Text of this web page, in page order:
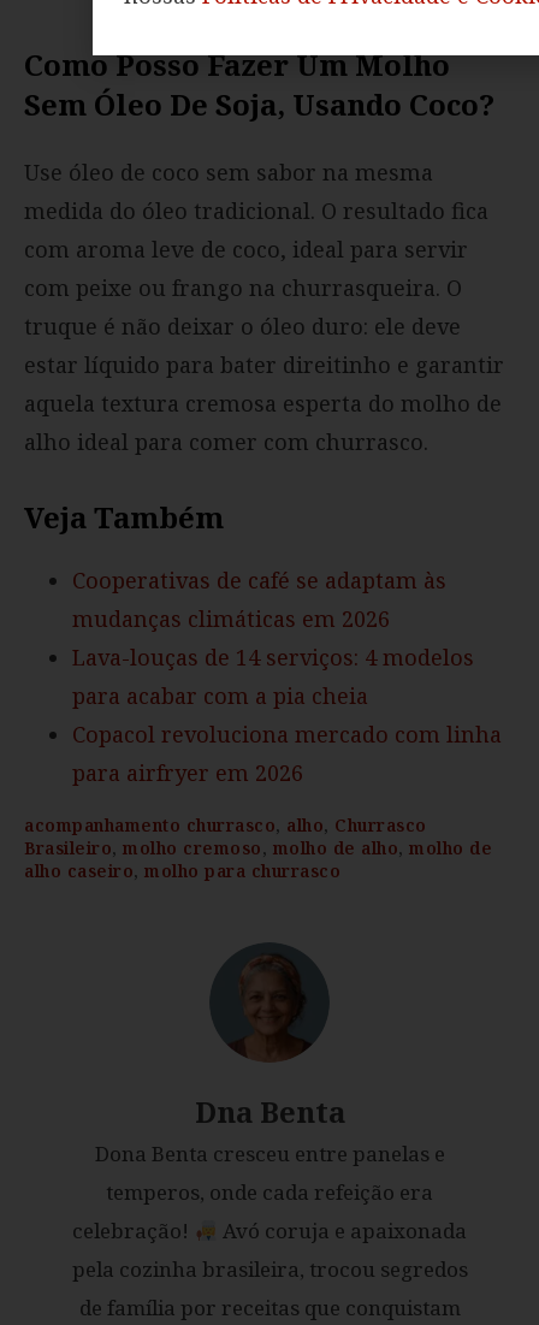
Como Posso Fazer Um Molho
Sem Óleo De Soja, Usando Coco?
Use óleo de coco sem sabor na mesma
medida do óleo tradicional. O resultado fica
com aroma leve de coco, ideal para servir
com peixe ou frango na churrasqueira. O
truque é não deixar o óleo duro: ele deve
estar líquido para bater direitinho e garantir
aquela textura cremosa esperta do molho de
alho ideal para comer com churrasco.
Veja Também
Cooperativas de café se adaptam às
mudanças climáticas em 2026
Lava-louças de 14 serviços: 4 modelos
para acabar com a pia cheia
Copacol revoluciona mercado com linha
para airfryer em 2026
acompanhamento churrasco, alho, Churrasco
Brasileiro, molho cremoso, molho de alho, molho de
alho caseiro, molho para churrasco
Dna Benta
Dona Benta cresceu entre panelas e
temperos, onde cada refeição era
celebração!
Avó coruja e apaixonada
pela cozinha brasileira, trocou segredos
de família por receitas que conquistam